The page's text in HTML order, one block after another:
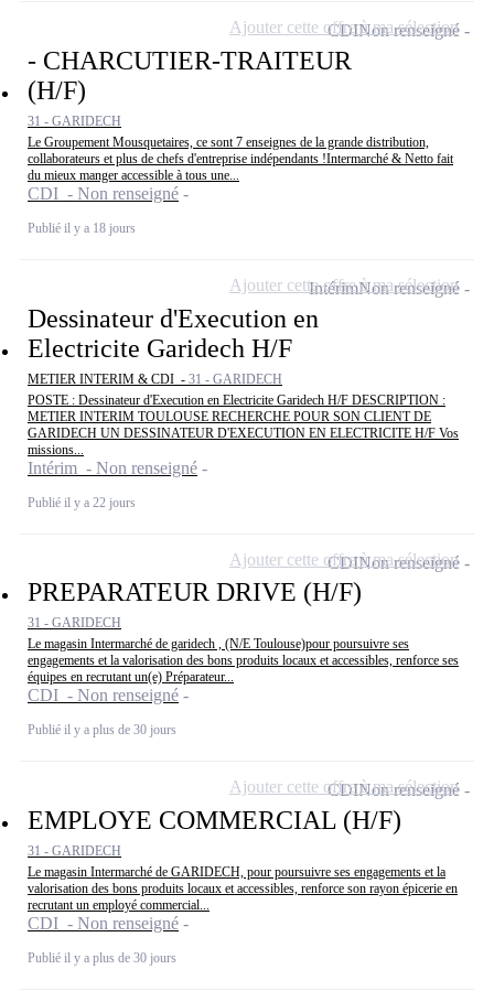
- CHARCUTIER-TRAITEUR
(H/F)
31 - GARIDECH
Le Groupement Mousquetaires, ce sont 7 enseignes de la grande distribution,
collaborateurs et plus de chefs d'entreprise indépendants !Intermarché & Netto fait
du mieux manger accessible à tous une...
CDI - Non renseigné
Publié il y a 18 jours
CDINon renseigné
Ajouter cette offre à ma sélection
Dessinateur d'Execution en
Electricite Garidech H/F
METIER INTERIM & CDI - 31 - GARIDECH
POSTE : Dessinateur d'Execution en Electricite Garidech H/F DESCRIPTION :
METIER INTERIM TOULOUSE RECHERCHE POUR SON CLIENT DE
GARIDECH UN DESSINATEUR D'EXECUTION EN ELECTRICITE H/F Vos
missions...
Intérim - Non renseigné
Publié il y a 22 jours
IntérimNon renseigné
Ajouter cette offre à ma sélection
PREPARATEUR DRIVE (H/F)
31 - GARIDECH
Le magasin Intermarché de garidech , (N/E Toulouse)pour poursuivre ses
engagements et la valorisation des bons produits locaux et accessibles, renforce ses
équipes en recrutant un(e) Préparateur...
CDI - Non renseigné
Publié il y a plus de 30 jours
CDINon renseigné
Ajouter cette offre à ma sélection
EMPLOYE COMMERCIAL (H/F)
31 - GARIDECH
Le magasin Intermarché de GARIDECH, pour poursuivre ses engagements et la
valorisation des bons produits locaux et accessibles, renforce son rayon épicerie en
recrutant un employé commercial...
CDI - Non renseigné
Publié il y a plus de 30 jours
CDINon renseigné
Ajouter cette offre à ma sélection